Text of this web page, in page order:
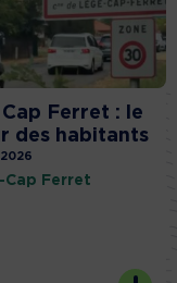
Cap Ferret : le
des habitants
Cap Ferret